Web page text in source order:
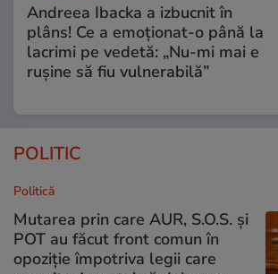
Andreea Ibacka a izbucnit în
plâns! Ce a emoționat-o până la
lacrimi pe vedetă: „Nu-mi mai e
rușine să fiu vulnerabilă”
POLITIC
Politică
Mutarea prin care AUR, S.O.S. și
POT au făcut front comun în
opoziție împotriva legii care